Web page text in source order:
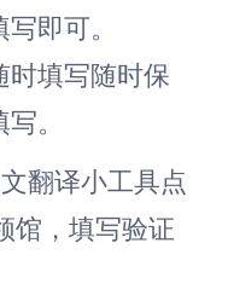
即可。
时填写随时保
。
翻译小工具点
馆，填写验证